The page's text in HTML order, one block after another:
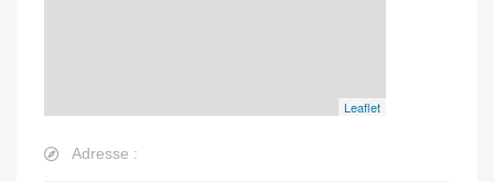
Leaflet
Adresse :